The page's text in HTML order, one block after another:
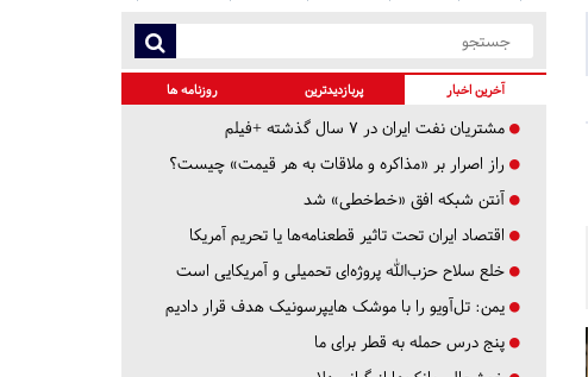
آخرین اخبار پربازدیدترین روزنامه ها
مشتریان نفت ایران در ۷ سال گذشته +فیلم
راز اصرار بر «مذاکره و ملاقات به هر قیمت» چیست؟
آنتن شبکه افق «خط‌خطی» شد
اقتصاد ایران تحت تاثیر قطعنامه‌ها یا تحریم‌ آمریکا
خلع سلاح حزب‌الله پروژه‌ای تحمیلی و آمریکایی است
یمن: تل‌آویو را با موشک هایپرسونیک هدف قرار دادیم
پنج درس‌ حمله به قطر برای ما